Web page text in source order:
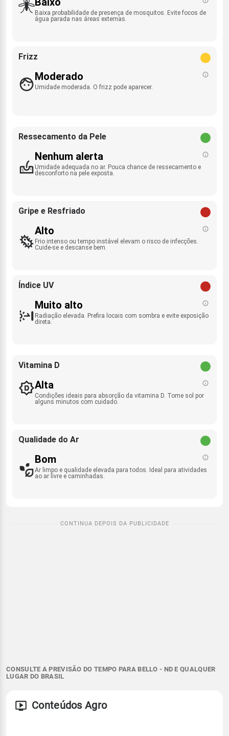
Baixa probabilidade de presença de mosquitos. Evite focos de
água parada nas áreas externas.
Frizz
Moderado
Umidade moderada. O frizz pode aparecer.
Ressecamento da Pele
Nenhum alerta
Umidade adequada no ar. Pouca chance de ressecamento e
desconforto na pele exposta.
Gripe e Resfriado
Alto
Frio intenso ou tempo instável elevam o risco de infecções.
Cuide-se e descanse bem.
Índice UV
Muito alto
Radiação elevada. Prefira locais com sombra e evite exposição
direta.
Vitamina D
Alta
Condições ideais para absorção da vitamina D. Tome sol por
alguns minutos com cuidado.
Qualidade do Ar
Bom
Ar limpo e qualidade elevada para todos. Ideal para atividades
ao ar livre e caminhadas.
CONSULTE A PREVISÃO DO TEMPO PARA BELLO - ND E QUALQUER
LUGAR DO BRASIL
Conteúdos Agro